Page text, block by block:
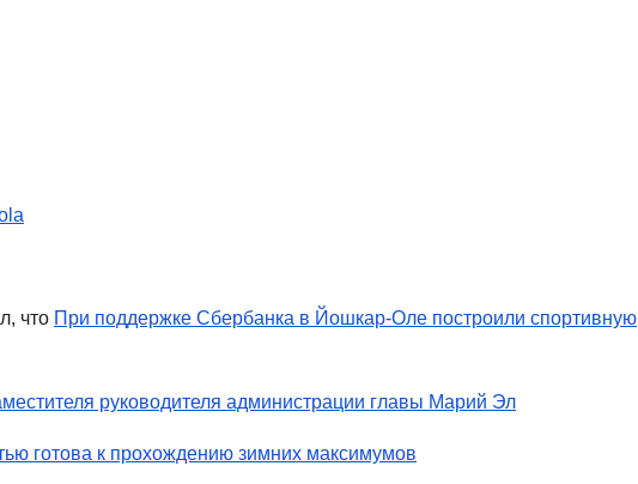
что При поддержке Сбербанка в Йошкар-Оле построили спортивную
руководителя администрации главы Марий Эл
готова к прохождению зимних максимумов